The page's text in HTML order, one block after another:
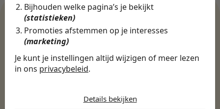
Bijhouden welke pagina’s je bekijkt
(statistieken)
Promoties afstemmen op je interesses
(marketing)
Je kunt je instellingen altijd wijzigen of meer lezen
in ons privacybeleid.
Details bekijken
Ontdek meer dan 500+
werkgevers
Finance, HR & administratie ICT